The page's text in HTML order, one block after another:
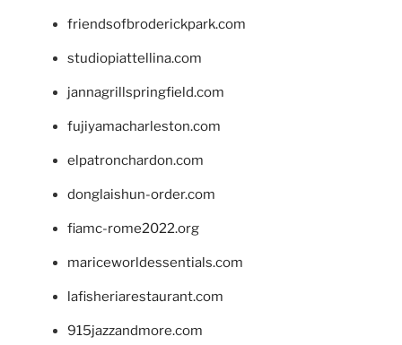
friendsofbroderickpark.com
studiopiattellina.com
jannagrillspringfield.com
fujiyamacharleston.com
elpatronchardon.com
donglaishun-order.com
fiamc-rome2022.org
mariceworldessentials.com
lafisheriarestaurant.com
915jazzandmore.com